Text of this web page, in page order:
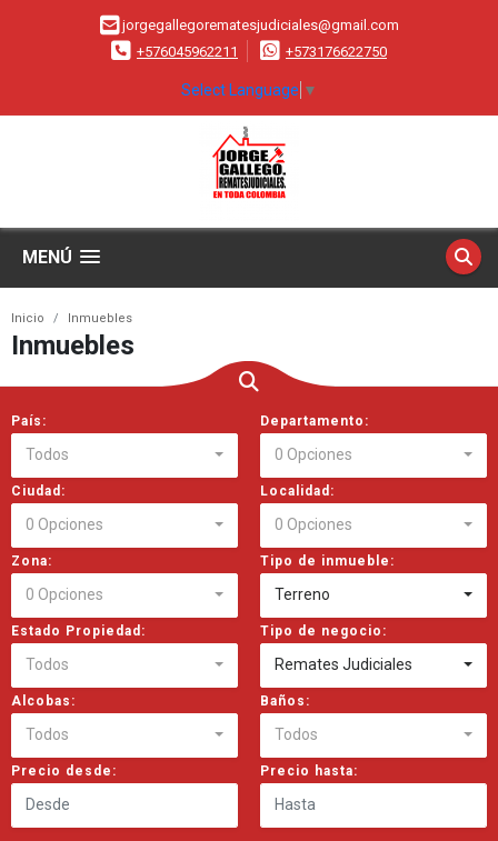
jorgegallegorematesjudiciales@gmail.com
+576045962211
+573176622750
Select Language ▼
MENÚ
Inicio Inmuebles
Inmuebles
País:
Todos
Departamento:
0 Opciones
Ciudad:
0 Opciones
Localidad:
0 Opciones
Zona:
0 Opciones
Tipo de inmueble:
Terreno
Estado Propiedad:
Todos
Tipo de negocio:
Remates Judiciales
Alcobas:
Todos
Baños:
Todos
Precio desde: Precio hasta: